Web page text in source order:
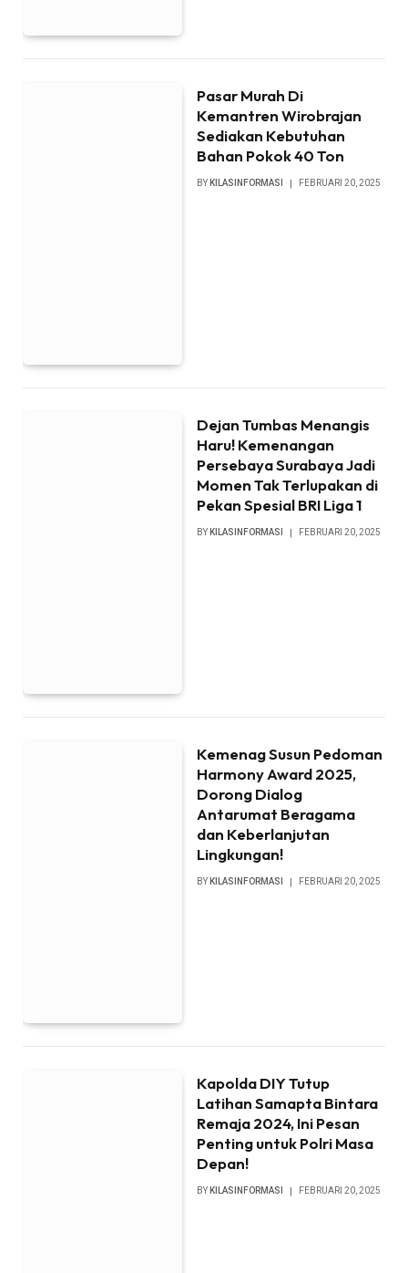
Pasar Murah Di
Kemantren Wirobrajan
Sediakan Kebutuhan
Bahan Pokok 40 Ton
BY KILASINFORMASI FEBRUARI 20, 2025
Dejan Tumbas Menangis
Haru! Kemenangan
Persebaya Surabaya Jadi
Momen Tak Terlupakan di
Pekan Spesial BRI Liga 1
BY KILASINFORMASI FEBRUARI 20, 2025
Kemenag Susun Pedoman
Harmony Award 2025,
Dorong Dialog
Antarumat Beragama
dan Keberlanjutan
Lingkungan!
BY KILASINFORMASI FEBRUARI 20, 2025
Kapolda DIY Tutup
Latihan Samapta Bintara
Remaja 2024, Ini Pesan
Penting untuk Polri Masa
Depan!
BY KILASINFORMASI FEBRUARI 20, 2025